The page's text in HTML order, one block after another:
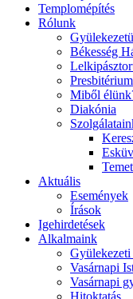
Templomépítés
Rólunk
Békesség
Presbitérium
Miből
Diakónia
Aktuális
Események
Írások
Igehirdetések
Alkalmaink
Gyülekezeti
Vasárnapi
Vasárnapi